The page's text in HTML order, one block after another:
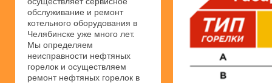
обслуживание и ремонт
котельного оборудования в
Челябинске уже много лет.
Мы определяем
неисправности нефтяных
горелок и осуществляем
ремонт нефтяных горелок в